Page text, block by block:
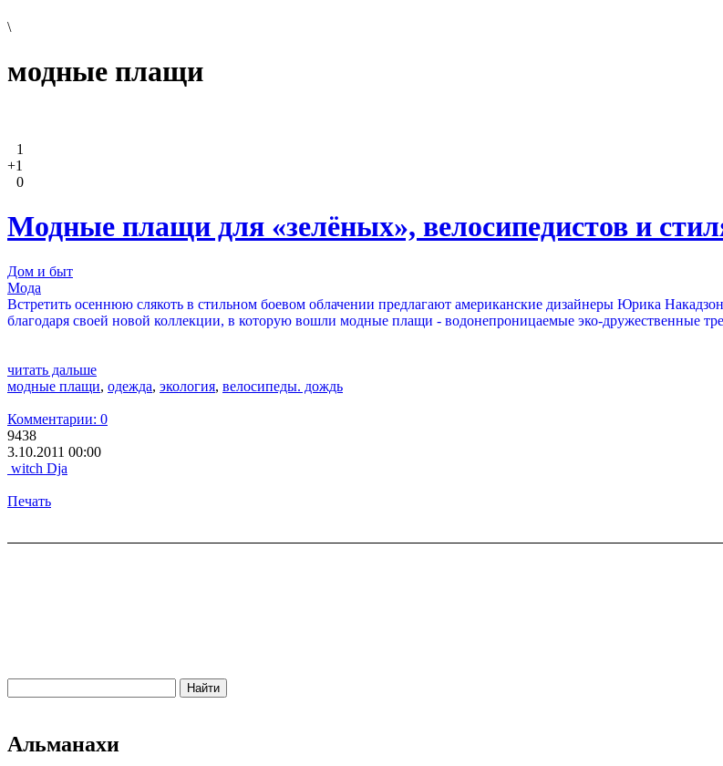
\
модные плащи
1
+1
0
Модные плащи для «зелёных», велосипедистов и
Дом и быт
Мода
Встретить осеннюю слякоть в стильном боевом облачении предлагают американские дизайнеры Юрика
благодаря своей новой коллекции, в которую вошли модные плащи - водонепроницаемые эко-дружественные
читать дальше
модные плащи, одежда, экология, велосипеды. дождь
Комментарии: 0
9438
3.10.2011 00:00
witch Dja
Печать
Альманахи